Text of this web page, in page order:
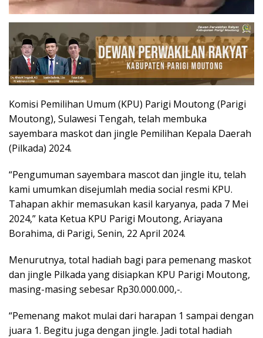
Komisi Pemilihan Umum (KPU) Parigi Moutong (Parigi
Moutong), Sulawesi Tengah, telah membuka
sayembara maskot dan jingle Pemilihan Kepala Daerah
(Pilkada) 2024.
“Pengumuman sayembara mascot dan jingle itu, telah
kami umumkan disejumlah media social resmi KPU.
Tahapan akhir memasukan kasil karyanya, pada 7 Mei
2024,” kata Ketua KPU Parigi Moutong, Ariayana
Borahima, di Parigi, Senin, 22 April 2024.
Menurutnya, total hadiah bagi para pemenang maskot
dan jingle Pilkada yang disiapkan KPU Parigi Moutong,
masing-masing sebesar Rp30.000.000,-.
“Pemenang makot mulai dari harapan 1 sampai dengan
juara 1. Begitu juga dengan jingle. Jadi total hadiah